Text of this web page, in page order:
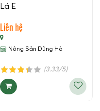
Lá É
Liên hệ
Nông Sản Dũng Hà
(3.33/5)